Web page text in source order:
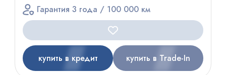
Гарантия 3 года / 100 000 км
купить в кредит купить в Trade-In